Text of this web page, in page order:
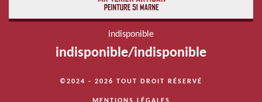
indisponible
indisponible/indisponible
©2024 - 2026 TOUT DROIT RÉSERVÉ